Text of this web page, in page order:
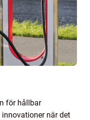
för hållbar
när det